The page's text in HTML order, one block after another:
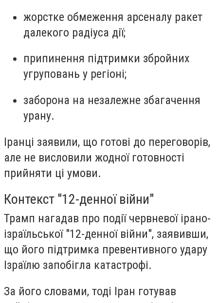
жорстке обмеження арсеналу ракет
далекого радіуса дії;
припинення підтримки збройних
угруповань у регіоні;
заборона на незалежне збагачення
урану.
Іранці заявили, що готові до переговорів,
але не висловили жодної готовності
прийняти ці умови.
Контекст "12-денної війни"
Трамп нагадав про події червневої ірано-
ізраїльської "12-денної війни", заявивши,
що його підтримка превентивного удару
Ізраїлю запобігла катастрофі.
За його словами, тоді Іран готував